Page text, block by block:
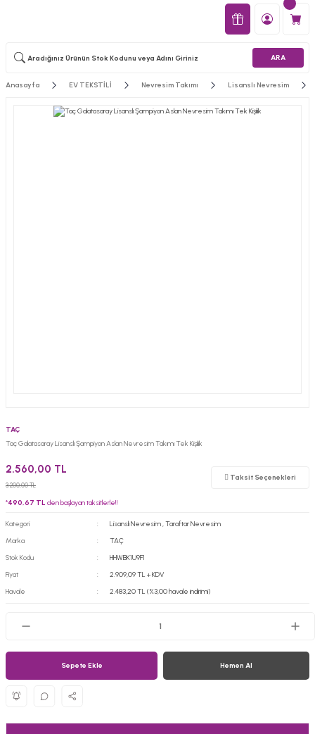
ARA
Anasayfa EV TEKSTİLİ Nevresim Takımı Lisanslı Nevresim
TAÇ
Taç Galatasaray Lisanslı Şampiyon Aslan Nevresim Takımı Tek Kişilik
2.560,00 TL
3.200,00 TL
Taksit Seçenekleri
*490,67 TL den başlayan taksitlerle!!
Kategori Lisanslı Nevresim,Taraftar Nevresim
Marka
TAÇ
Stok Kodu
HHWBK1U9F1
Fiyat
2.909,09 TL + KDV
Havale
2.483,20 TL (%3,00 havale indirimi)
Sepete Ekle Hemen Al